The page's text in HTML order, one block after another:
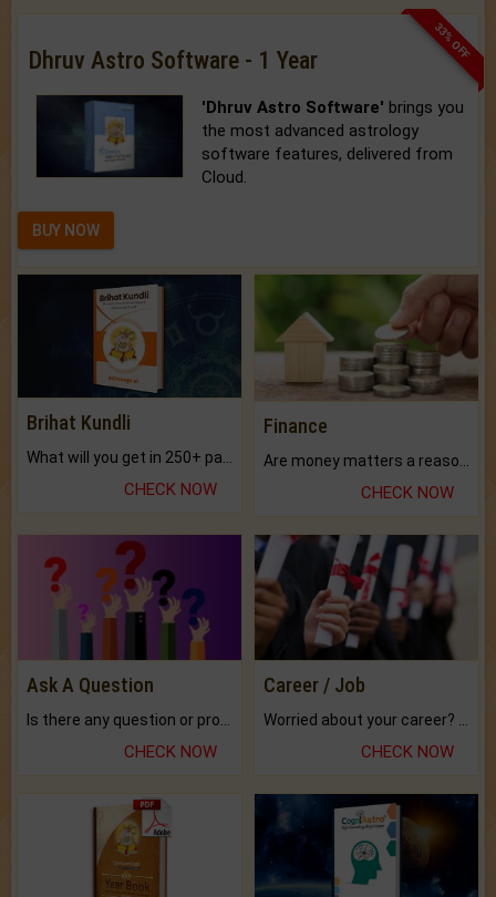
33% OFF
Dhruv Astro Software - 1 Year
'Dhruv Astro Software' brings you
the most advanced astrology
software features, delivered from
Cloud.
BUY NOW
Brihat Kundli
CHECK NOW
Finance
CHECK NOW
Ask A Question
CHECK NOW
Career / Job
CHECK NOW